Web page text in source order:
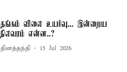
தங்கம் விலை உயர்வு... இன்றைய
நிலவரம் என்ன..?
தினத்தந்தி 15 Jul 2026